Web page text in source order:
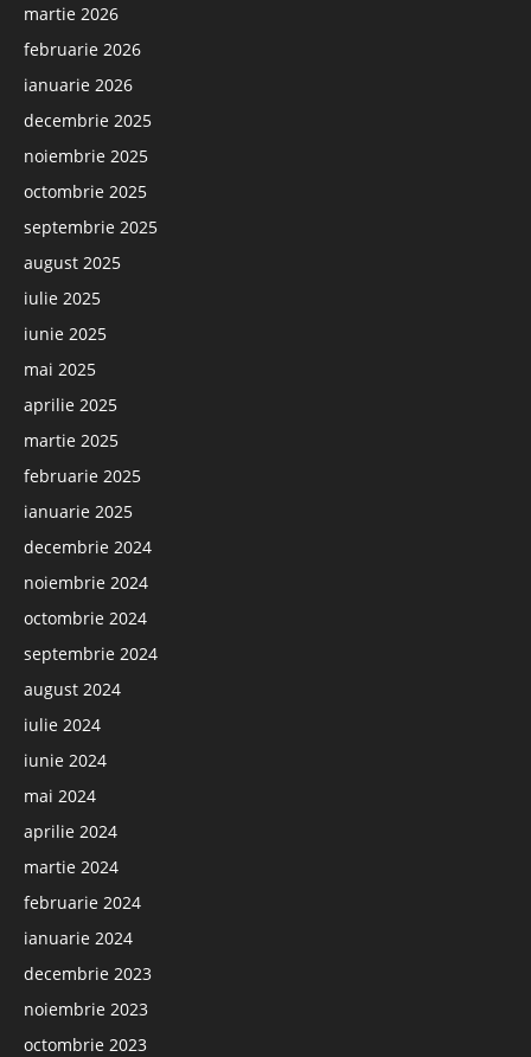
martie 2026
februarie 2026
ianuarie 2026
decembrie 2025
noiembrie 2025
octombrie 2025
septembrie 2025
august 2025
iulie 2025
iunie 2025
mai 2025
aprilie 2025
martie 2025
februarie 2025
ianuarie 2025
decembrie 2024
noiembrie 2024
octombrie 2024
septembrie 2024
august 2024
iulie 2024
iunie 2024
mai 2024
aprilie 2024
martie 2024
februarie 2024
ianuarie 2024
decembrie 2023
noiembrie 2023
octombrie 2023